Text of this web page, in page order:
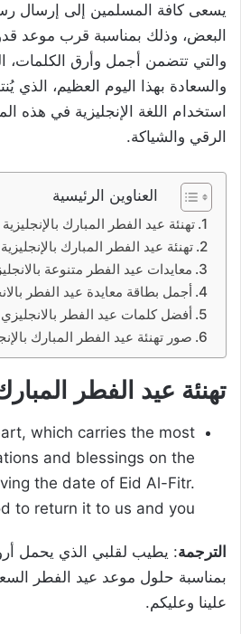
يسعى كافة المسلمين إلى إرسال
البعض، وذلك بمناسبة قرب موعد
والتي تتضمن أجمل وأرق الكلمات،
والسعادة بهذا اليوم العظيم، الذي
استخدام اللغة الإنجليزية في هذه
الرقي والشياكة.
العناوين الرئيسية
تهنئة عيد الفطر المبارك بالإنجليزية
تهنئة عيد الفطر المبارك بالإنجليزية
معايدات عيد الفطر متنوعة
أجمل بطاقة معايدة عيد الفطر
أفضل كلمات عيد الفطر
صور تهنئة عيد الفطر المبارك
تهنئة عيد الفطر
which carries the most
and blessings on the
the date of Eid Al-Fitr.
to return it to us and you.
الترجمة: يطيب لقلبي الذي يحمل
بمناسبة حلول موعد عيد الفطر
علينا وعليكم.